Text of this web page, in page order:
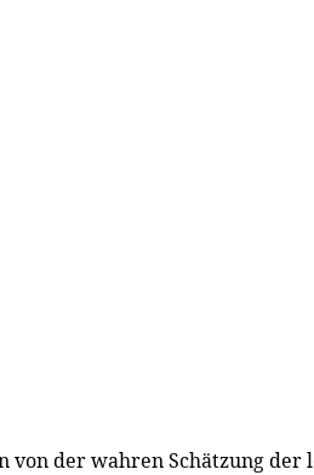
von der wahren Schätzung der